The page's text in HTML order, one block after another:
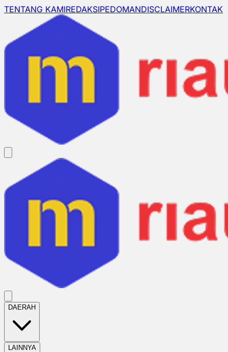
TENTANG KAMIREDAKSIPEDOMANDISCLAIMERKONTAK
DAERAH
LAINNYA